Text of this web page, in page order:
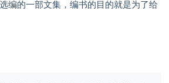
编的一部文集，编书的目的就是为了给